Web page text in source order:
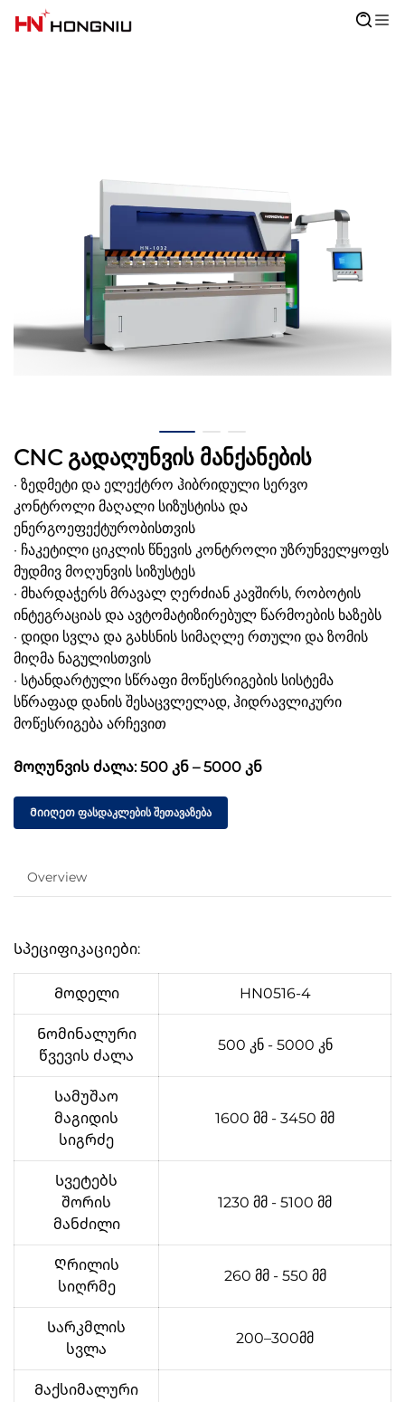
CNC გადაღუნვის მანქანების
· ზედმეტი და ელექტრო ჰიბრიდული სერვო
კონტროლი მაღალი სიზუსტისა და
ენერგოეფექტურობისთვის
· ჩაკეტილი ციკლის წნევის კონტროლი უზრუნველყოფს
მუდმივ მოღუნვის სიზუსტეს
· მხარდაჭერს მრავალ ღერძიან კავშირს, რობოტის
ინტეგრაციას და ავტომატიზირებულ წარმოების ხაზებს
· დიდი სვლა და გახსნის სიმაღლე რთული და ზომის
მიღმა ნაგულისთვის
· სტანდარტული სწრაფი მოწესრიგების სისტემა
სწრაფად დანის შესაცვლელად, ჰიდრავლიკური
მოწესრიგება არჩევით
Მოღუნვის ძალა: 500 კნ – 5000 კნ
Მიიღეთ ფასდაკლების შეთავაზება
Overview
Სპეციფიკაციები:
Მოდელი HN0516-4
Ნომინალური
წვევის ძალა
500 კნ - 5000 კნ
Სამუშაო
მაგიდის
სიგრძე
1600 მმ - 3450 მმ
Სვეტებს
შორის
მანძილი
1230 მმ - 5100 მმ
Ღრილის
სიღრმე
260 მმ - 550 მმ
Სარკმლის
სვლა
200–300მმ
Მაქსიმალური